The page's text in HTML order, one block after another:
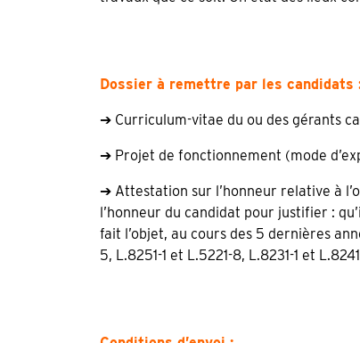
Dossier à remettre par les candidats
➔ Curriculum-vitae du ou des gérants
➔ Projet de fonctionnement (mode
➔ Attestation sur l’honneur relative à
l’honneur du candidat pour justifier :
fait l’objet, au cours des 5 dernières
5, L.8251-1 et L.5221-8, L.8231-1 et